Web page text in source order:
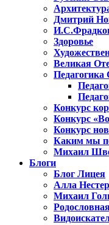
Дмитрий
Здоровье
Великая
Конкурс
Конкурс
Конкурс
Каким мы
Михаил
Блоги
Блог Лицея
Алла
Михаил